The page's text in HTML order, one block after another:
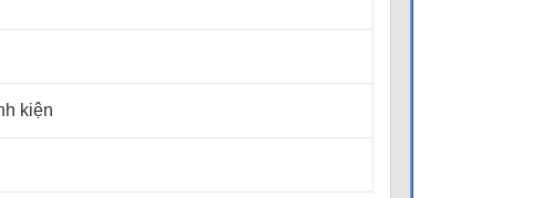
kiện